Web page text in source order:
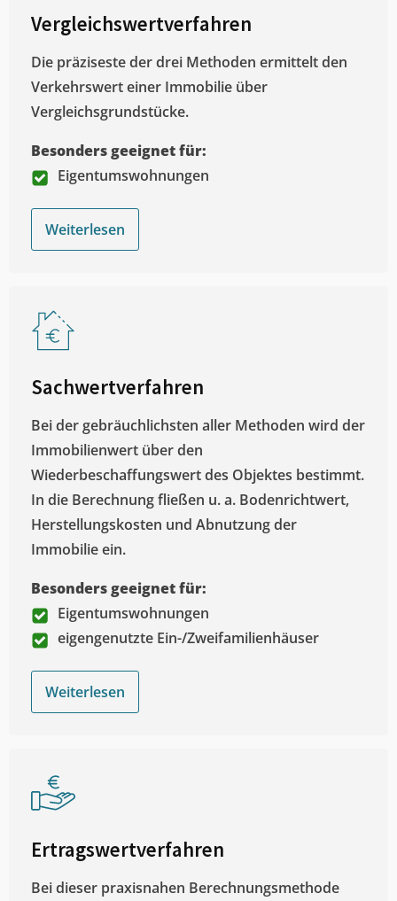
Vergleichswertverfahren
Die präziseste der drei Methoden ermittelt den
Verkehrswert einer Immobilie über
Vergleichsgrundstücke.
Besonders geeignet für:
Eigentumswohnungen
Weiterlesen
Sachwertverfahren
Bei der gebräuchlichsten aller Methoden wird der
Immobilienwert über den
Wiederbeschaffungswert des Objektes bestimmt.
In die Berechnung fließen u. a. Bodenrichtwert,
Herstellungskosten und Abnutzung der
Immobilie ein.
Besonders geeignet für:
Eigentumswohnungen
eigengenutzte Ein-/Zweifamilienhäuser
Weiterlesen
Ertragswertverfahren
Bei dieser praxisnahen Berechnungsmethode